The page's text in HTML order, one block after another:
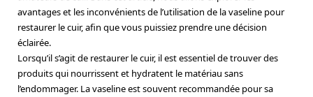
avantages et les inconvénients de l’utilisation de la vaseline pour
restaurer le cuir, afin que vous puissiez prendre une décision
éclairée.
Lorsqu’il s’agit de restaurer le cuir, il est essentiel de trouver des
produits qui nourrissent et hydratent le matériau sans
l’endommager. La vaseline est souvent recommandée pour sa